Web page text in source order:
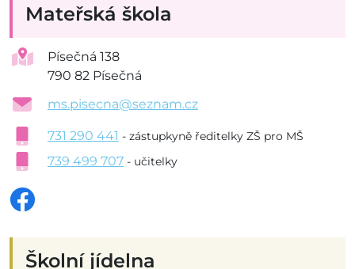
Mateřská škola
Písečná 138
790 82 Písečná
ms.pisecna@seznam.cz
731 290 441 - zástupkyně ředitelky ZŠ pro MŠ
739 499 707 - učitelky
Školní jídelna